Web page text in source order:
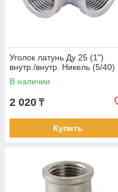
Уголок латунь Ду 25 (1")
внутр./внутр. Никель (5/40)
В наличии
2 020 ₸
Купить